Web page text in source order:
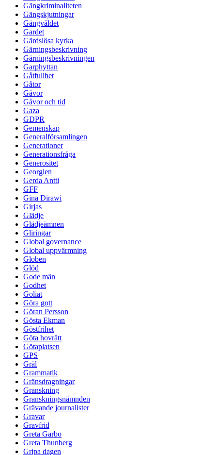
Gängkriminaliteten
Gängskjutningar
Gängvåldet
Gardet
Gärdslösa kyrka
Gärningsbeskrivning
Gärningsbeskrivningen
Garphyttan
Gåtfullhet
Gåtor
Gåvor
Gåvor och tid
Gaza
GDPR
Gemenskap
Generalförsamlingen
Generationer
Generationsfråga
Generositet
Georgien
Gerda Antti
GFF
Gina Dirawi
Girjas
Glädje
Glädjeämnen
Gliringar
Global governance
Global uppvärmning
Globen
Glöd
Gode män
Godhet
Goliat
Göra gott
Göran Persson
Gösta Ekman
Göstfrihet
Göta hovrätt
Götaplatsen
GPS
Gräl
Grammatik
Gränsdragningar
Granskning
Granskningsnämnden
Grävande journalister
Gravar
Gravfrid
Greta Garbo
Greta Thunberg
Gripa dagen